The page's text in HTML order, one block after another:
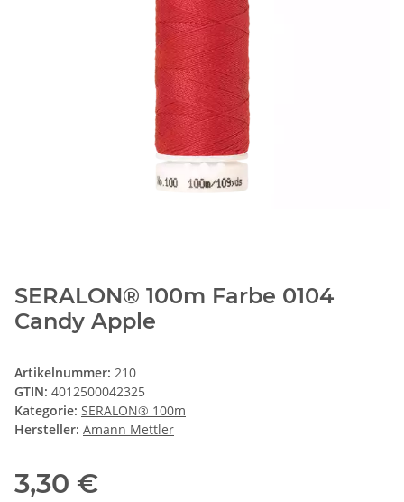
SERALON® 100m Farbe 0104
Candy Apple
Artikelnummer: 210
GTIN: 4012500042325
Kategorie: SERALON® 100m
Hersteller: Amann Mettler
3,30 €